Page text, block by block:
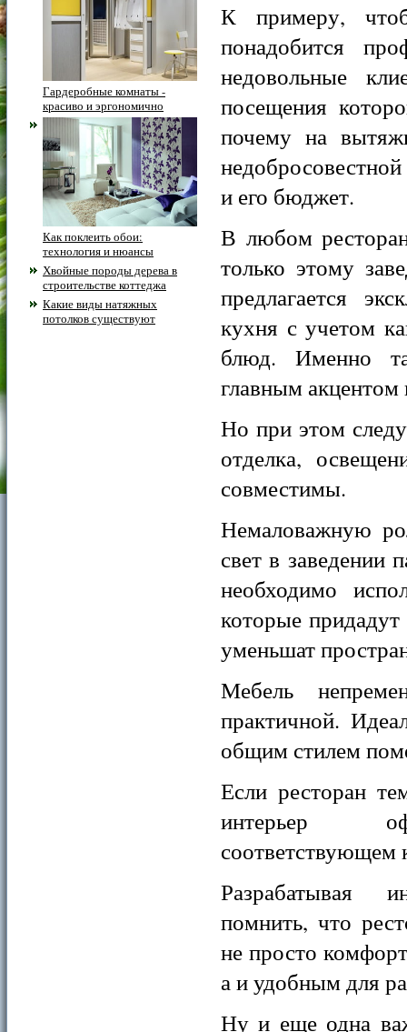
Гардеробные комнаты -
красиво и эргономично
Как поклеить обои:
технология и нюансы
Хвойные породы дерева в
строительстве коттеджа
Какие виды натяжных
потолков существуют
К примеру,
понадобится
недовольные
посещения
почему на
и его бюджет.
В любом
только этому
предлагается
кухня с учетом
блюд. Именно
главным акцентом
Но при этом
отделка,
совместимы.
Немаловажную
свет в
необходимо
которые
уменьшат
Мебель
практичной.
общим стилем
Если ресторан
интерьер
соответствующем
Разрабатывая
помнить, что
не просто
а и удобным для
Ну и еще одна